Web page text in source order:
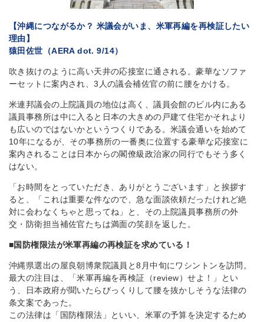
【沖縄につながるか？ 米議会がいま、米軍再編を再検証したい
理由】
猿田佐世（AERA dot. 9/14）
吹き抜けのように高い天井の応接室に通される。豪華なソファ
ーセットに案内され、3人の議会補佐官の前に腰をかける。
米連邦議会の上院議員の地位は高く、議員会館のビル内にある
議員事務所は中に入ると日本の大きめの戸建て住宅かそれより
も広いのではないかというつくりである。米議会通いを始めて
10年になるが、その事務所の一番奥に位置する豪華な応接室に
案内されることは日本からの閣僚級政治家の同行でもそう多く
はない。
「お時間をとっていただき、ありがとうございます」と挨拶す
ると、「これは重要な件なので、急な面談依頼だったけれど絶
対に会わなくちゃと思ってね」と、その上院議員事務所の外
交・防衛担当補佐官たちは満面の笑顔を返した。
■国防権限法が米軍再編の再検証を求めている！
沖縄県選出の屋良朝博衆院議員と8月中旬にワシントンを訪問。
最大の注目は、「米軍再編を再検証（review）せよ！」とい
う、日本政府が聞いたらびっくりして腰を抜かしそうな法律の
条文案であった。
この法律は「国防権限法」といい、米軍の予算を決定するため